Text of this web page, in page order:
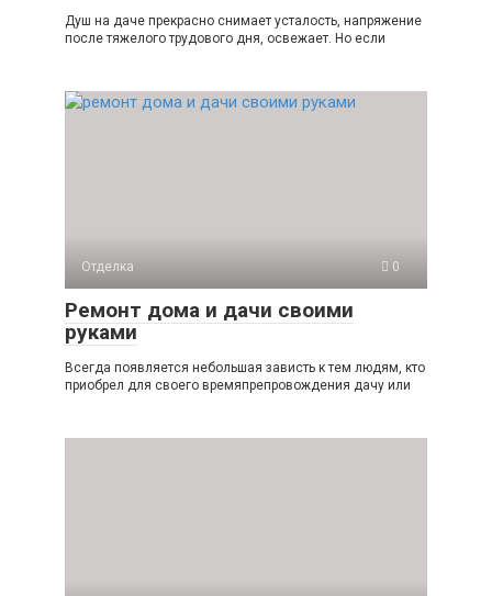
Душ на даче прекрасно снимает усталость, напряжение
после тяжелого трудового дня, освежает. Но если
Отделка 0
Ремонт дома и дачи своими
руками
Всегда появляется небольшая зависть к тем людям, кто
приобрел для своего времяпрепровождения дачу или